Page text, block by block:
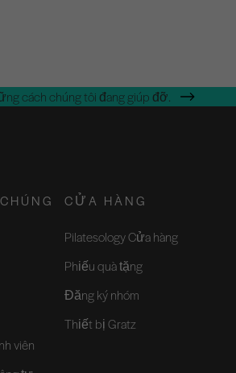
cách chúng tôi đang giúp đỡ.
viên
CỬA HÀNG
Pilatesology Cửa hàng
Phiếu quà tặng
Đăng ký nhóm
Thiết bị Gratz